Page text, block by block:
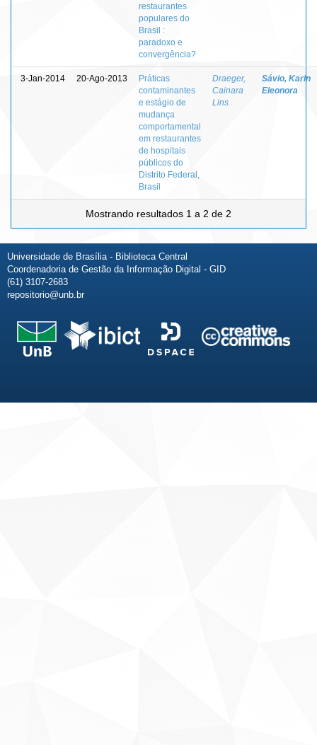
restaurantes
populares do
Brasil :
paradoxo e
convergência?
3-Jan-2014 20-Ago-2013
Práticas
contaminantes
e estágio de
mudança
comportamental
em restaurantes
de hospitais
públicos do
Distrito Federal,
Brasil
Draeger,
Cainara
Lins
Sávio, Karin
Eleonora
Mostrando resultados 1 a 2 de 2
Universidade de Brasília - Biblioteca Central
Coordenadoria de Gestão da Informação Digital - GID
(61) 3107-2683
repositorio@unb.br